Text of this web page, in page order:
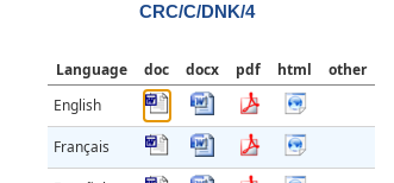
CRC/C/DNK/4
Language doc docx pdf html
other
English
Français